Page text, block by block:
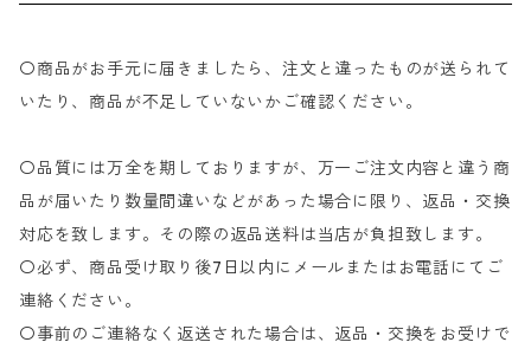
〇商品がお手元に届きましたら、注文と違ったものが送られて
いたり、商品が不足していないかご確認ください。
〇品質には万全を期しておりますが、万一ご注文内容と違う商
品が届いたり数量間違いなどがあった場合に限り、返品・交換
対応を致します。その際の返品送料は当店が負担致します。
〇必ず、商品受け取り後7日以内にメールまたはお電話にてご
連絡ください。
〇事前のご連絡なく返送された場合は、返品・交換をお受けで